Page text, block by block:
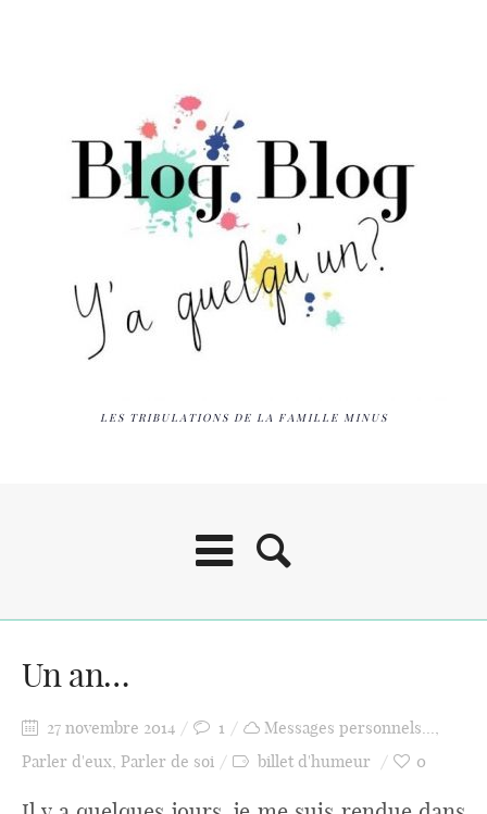
LES TRIBULATIONS DE LA FAMILLE MINUS
Un an…
27 novembre 2014 1 Messages personnels...,
Parler d'eux, Parler de soi billet d'humeur 0